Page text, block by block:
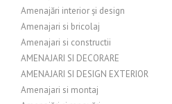
Amenajări interior și design
Amenajari si bricolaj
Amenajari si constructii
AMENAJARI SI DECORARE
AMENAJARI SI DESIGN EXTERIOR
Amenajari si montaj